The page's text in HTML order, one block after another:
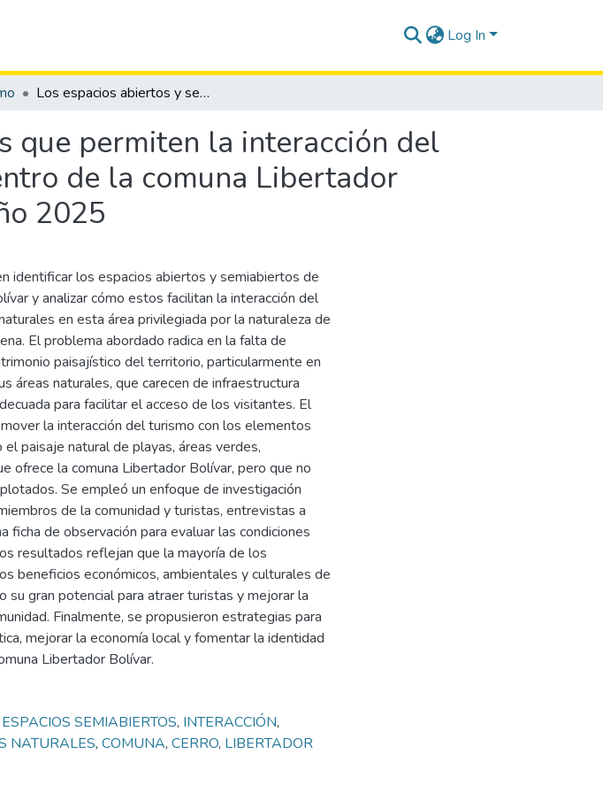
Log In
Los espacios abiertos y semiabiertos que permiten la interacción del turismo con elementos naturales dentro de la comuna Libertador Bolívar, provincia de Santa Elena, año 2025
que permiten la interacción del
de la comuna Libertador
2025
identificar los espacios abiertos y semiabiertos de
y analizar cómo estos facilitan la interacción del
en esta área privilegiada por la naturaleza de
El problema abordado radica en la falta de
paisajístico del territorio, particularmente en
áreas naturales, que carecen de infraestructura
para facilitar el acceso de los visitantes. El
la interacción del turismo con los elementos
paisaje natural de playas, áreas verdes,
ofrece la comuna Libertador Bolívar, pero que no
Se empleó un enfoque de investigación
de la comunidad y turistas, entrevistas a
ficha de observación para evaluar las condiciones
resultados reflejan que la mayoría de los
beneficios económicos, ambientales y culturales de
su gran potencial para atraer turistas y mejorar la
Finalmente, se propusieron estrategias para
mejorar la economía local y fomentar la identidad
Libertador Bolívar.
ESPACIOS SEMIABIERTOS, INTERACCIÓN,
NATURALES, COMUNA, CERRO, LIBERTADOR